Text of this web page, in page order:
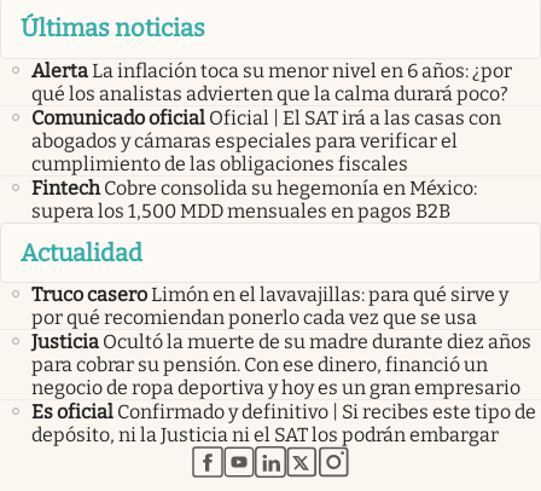
Últimas noticias
AlertaLa inflación toca su menor nivel en 6 años: ¿por
qué los analistas advierten que la calma durará poco?
Comunicado oficial Oficial | El SAT irá a las casas con
abogados y cámaras especiales para verificar el
cumplimiento de las obligaciones fiscales
Fintech Cobre consolida su hegemonía en México:
supera los 1,500 MDD mensuales en pagos B2B
Actualidad
Truco caseroLimón en el lavavajillas: para qué sirve y
por qué recomiendan ponerlo cada vez que se usa
Justicia Ocultó la muerte de su madre durante diez años
para cobrar su pensión. Con ese dinero, financió un
negocio de ropa deportiva y hoy es un gran empresario
Es oficial Confirmado y definitivo | Si recibes este tipo de
depósito, ni la Justicia ni el SAT los podrán embargar
abre en nueva pestaña
abre en nueva pestaña
abre en nueva pestaña
abre en nueva pestaña
abre en nueva pestaña